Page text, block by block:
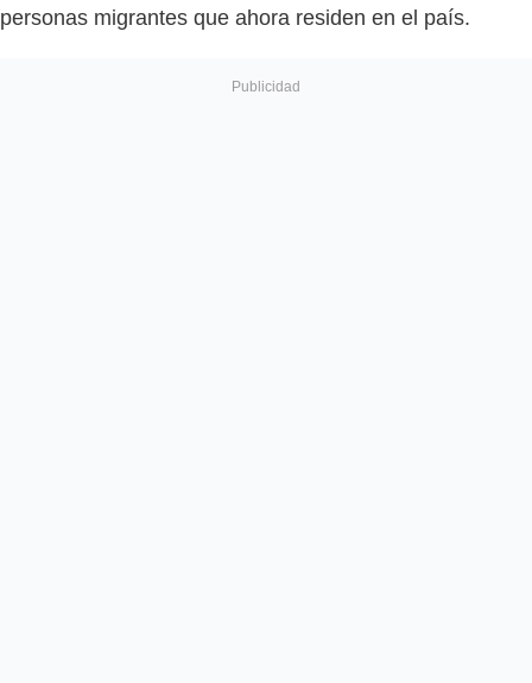
personas migrantes que ahora residen en el país.